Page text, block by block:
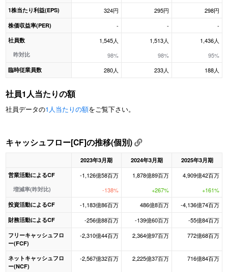
1株当たり利益(EPS) 324円 295円 298円
株価収益率(PER) - - -
社員数
昨対比
1,545人
98%
1,513人
98%
1,436人
95%
臨時従業員数 280人 233人 188人
社員1人当たりの額
社員データの1人当たりの額をご覧下さい。
キャッシュフロー[CF]の推移(個別)
2023年3月期 2024年3月期
2025年3月期
営業活動によるCF
増減率(昨対比)
-1,126億58百万
-138%
1,878億89百万
+267%
4,909億42百万
+161%
投資活動によるCF -1,183億86百万 486億8百万 -4,136億74百万
財務活動によるCF -256億88百万 -139億60百万 -55億84百万
フリーキャッシュフロ
ー(FCF)
-2,310億44百万 2,364億97百万 772億68百万
ネットキャッシュフロ
ー(NCF)
-2,567億32百万 2,225億37百万 716億84百万